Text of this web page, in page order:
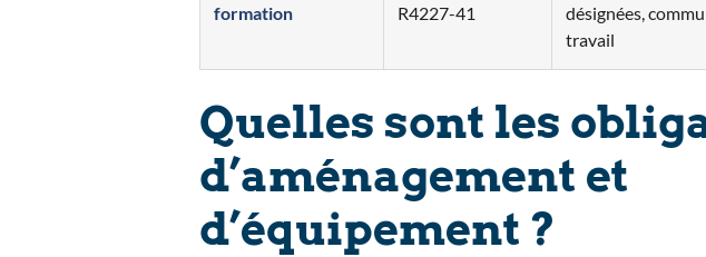
formation
R4227-41
désignées,
travail
Quelles sont les
d’aménagement et
d’équipement ?